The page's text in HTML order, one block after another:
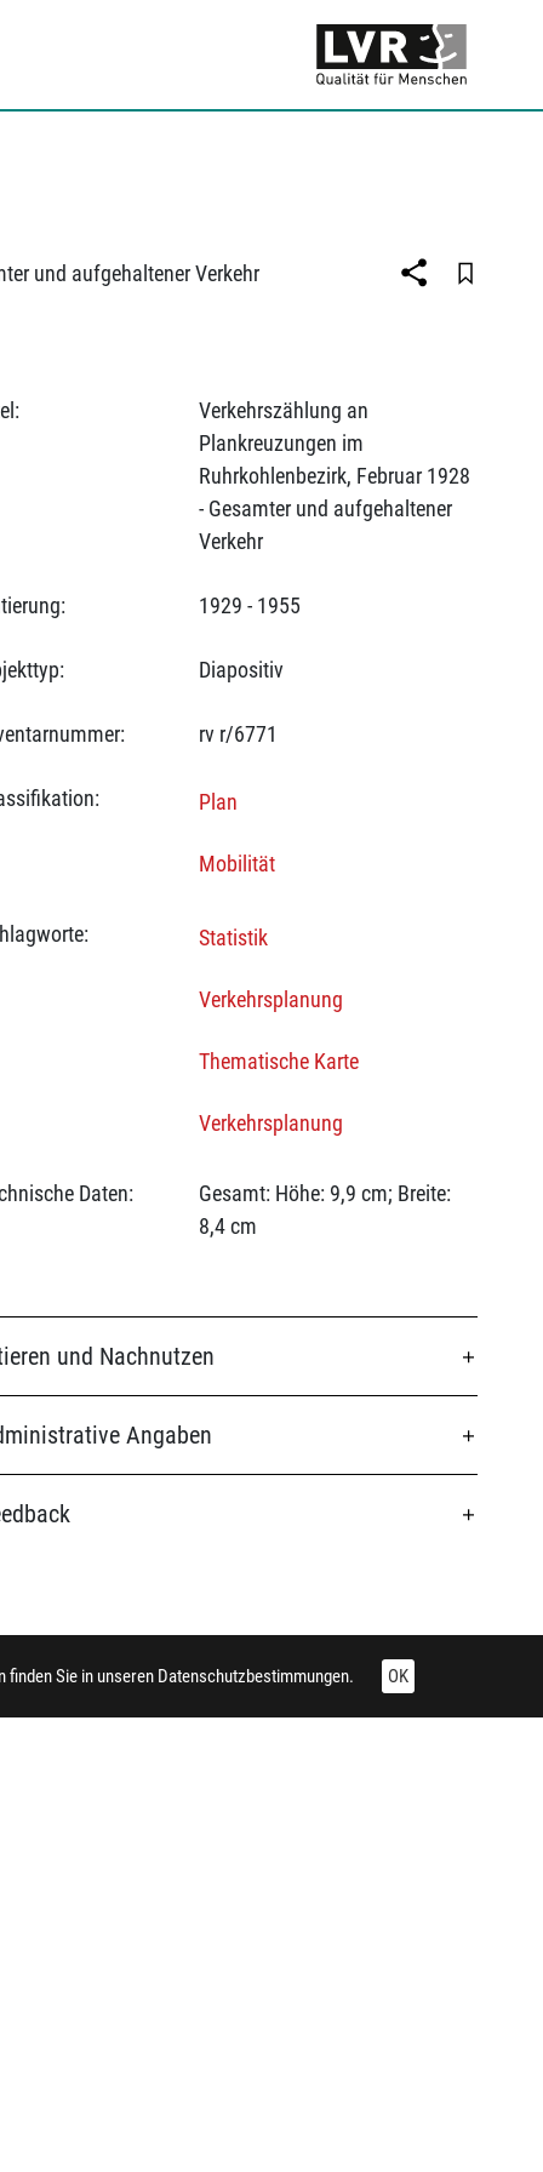
und aufgehaltener Verkehr
Verkehrszählung an
Plankreuzungen im
Ruhrkohlenbezirk, Februar 1928
- Gesamter und aufgehaltener
Verkehr
1929 - 1955
Diapositiv
rv r/6771
Plan
Mobilität
Statistik
Verkehrsplanung
Thematische Karte
Verkehrsplanung
Daten:
Gesamt: Höhe: 9,9 cm; Breite:
8,4 cm
und Nachnutzen
Angaben
finden Sie in unseren Datenschutzbestimmungen. OK